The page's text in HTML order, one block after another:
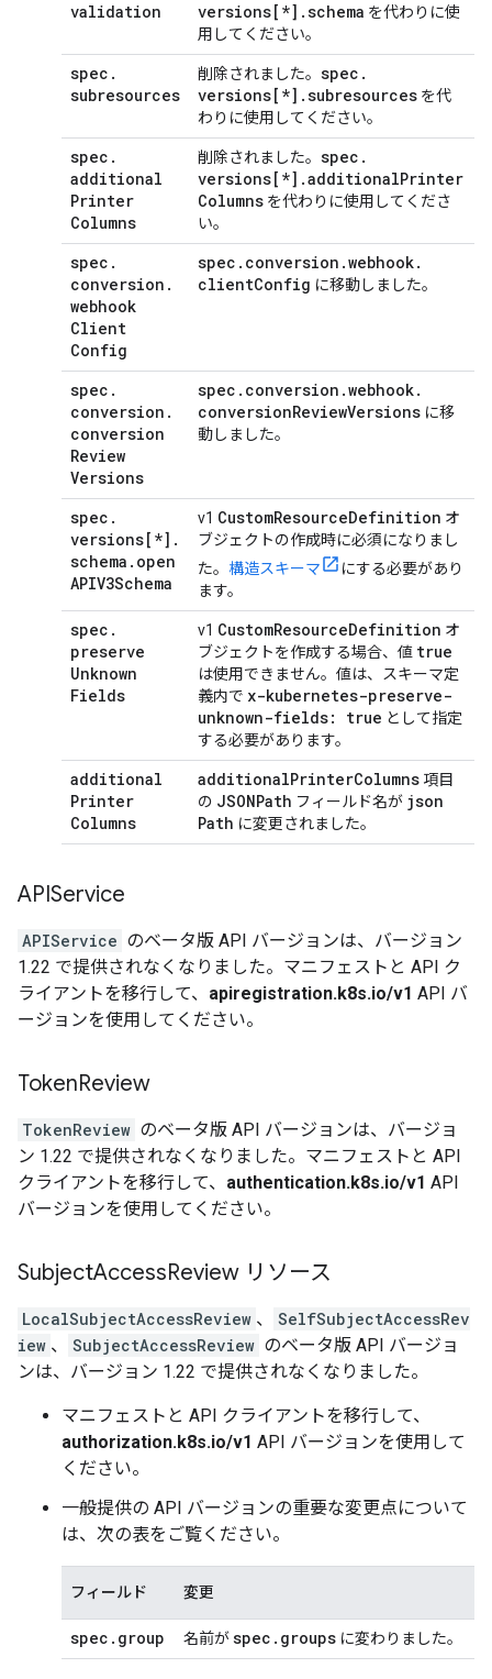
validation versions[*] .schema を代わりに使
用してください。
spec .
subresources
削除されました。 spec .
versions[*] .subresources を代
わりに使用してください。
spec .
additional
Printer
Columns
削除されました。 spec .
versions[*] .additionalPrinter
Columns を代わりに使用してくださ
い。
spec .
conversion .
webhook
Client
Config
spec . conversion .webhook.
clientConfig に移動しました。
spec .
conversion .
conversion
Review
Versions
spec . conversion .webhook.
conversionReviewVersions に移
動しました。
spec .
versions[*] .
schema . open
APIV3Schema
v1 CustomResourceDefinition オ
ブジェクトの作成時に必須になりまし
た。 構造スキーマ
にする必要があり
ます。
spec .
preserve
Unknown
Fields
v1 CustomResourceDefinition オ
ブジェクトを作成する場合、値 true
は使用できません。値は、スキーマ定
義内で x-kubernetes-preserve-
unknown-fields: true として指定
する必要があります。
additional
Printer
Columns
additionalPrinterColumns 項目
の JSONPath フィールド名が json
Path に変更されました。
APIService
APIService のベータ版 API バージョンは、バージョン
1.22 で提供されなくなりました。マニフェストと API ク
ライアントを移行して、 apiregistration.k8s.io/v1 API バ
ージョンを使用してください。
TokenReview
TokenReview のベータ版 API バージョンは、バージョ
ン 1.22 で提供されなくなりました。マニフェストと API
クライアントを移行して、 authentication.k8s.io/v1 API
バージョンを使用してください。
SubjectAccessReview リソース
LocalSubjectAccessReview 、
SelfSubjectAccessRev
iew 、 SubjectAccessReview のベータ版 API バージョ
ンは、バージョン 1.22 で提供されなくなりました。
マニフェストと API クライアントを移行して、
authorization.k8s.io/v1 API バージョンを使用して
ください。
一般提供の API バージョンの重要な変更点について
は、次の表をご覧ください。
フィールド 変更
spec . group 名前がspec . groups に変わりました。